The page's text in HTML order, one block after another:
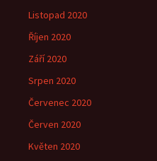
Listopad 2020
Říjen 2020
Září 2020
Srpen 2020
Červenec 2020
Červen 2020
Květen 2020